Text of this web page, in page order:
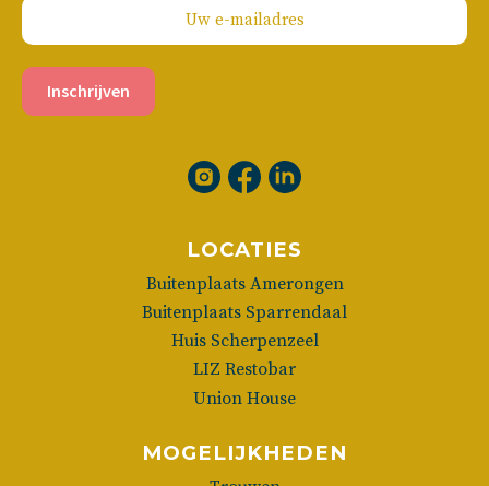
Inschrijven
LOCATIES
Buitenplaats Amerongen
Buitenplaats Sparrendaal
Huis Scherpenzeel
LIZ Restobar
Union House
MOGELIJKHEDEN